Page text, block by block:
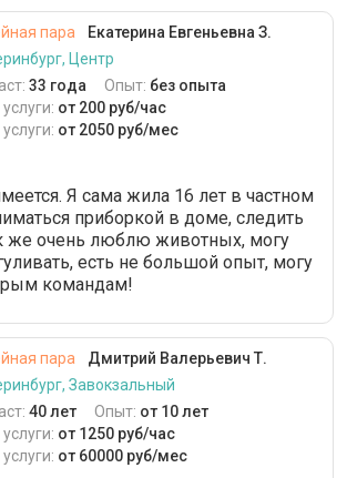
пара
Екатерина Евгеньевна З.
Центр
33 года Опыт: без опыта
услуги: от 200 руб/час
услуги: от 2050 руб/мес
Я сама жила 16 лет в частном
приборкой в доме, следить
же очень люблю животных, могу
есть не большой опыт, могу
командам!
пара
Дмитрий Валерьевич Т.
Завокзальный
40 лет Опыт: от 10 лет
услуги: от 1250 руб/час
услуги: от 60000 руб/мес